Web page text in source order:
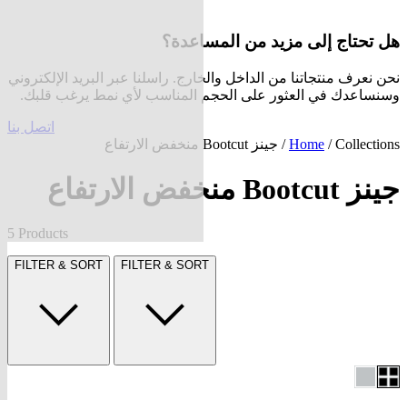
هل تحتاج إلى مزيد من المساعدة؟
نحن نعرف منتجاتنا من الداخل والخارج. راسلنا عبر البريد الإلكتروني
وسنساعدك في العثور على الحجم المناسب لأي نمط يرغب قلبك.
اتصل بنا
Home / Collections / جينز Bootcut منخفض الارتفاع
جينز Bootcut منخفض الارتفاع
5 Products
FILTER & SORT FILTER & SORT